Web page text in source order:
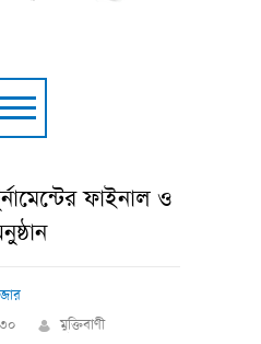
ফাইনাল ও
মুক্তিবাণী